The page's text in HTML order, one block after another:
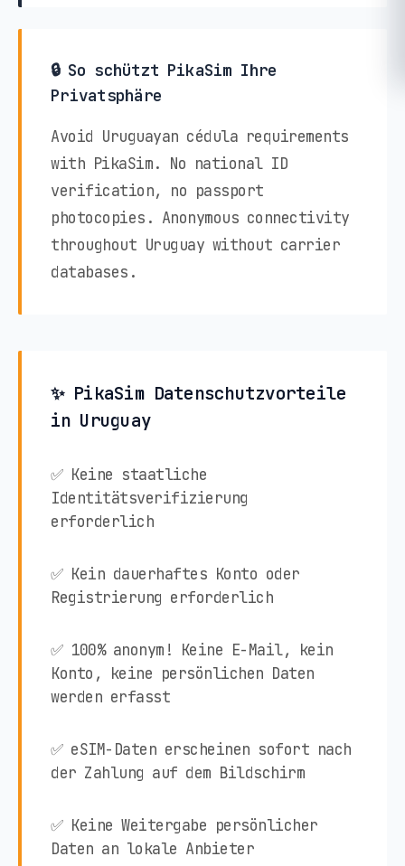
🔒 So schützt PikaSim Ihre
Privatsphäre
Avoid Uruguayan cédula requirements
with PikaSim. No national ID
verification, no passport
photocopies. Anonymous connectivity
throughout Uruguay without carrier
databases.
✨ PikaSim Datenschutzvorteile
in Uruguay
✅ Keine staatliche
Identitätsverifizierung
erforderlich
✅ Kein dauerhaftes Konto oder
Registrierung erforderlich
✅ 100% anonym! Keine E-Mail, kein
Konto, keine persönlichen Daten
werden erfasst
✅ eSIM-Daten erscheinen sofort nach
der Zahlung auf dem Bildschirm
✅ Keine Weitergabe persönlicher
Daten an lokale Anbieter